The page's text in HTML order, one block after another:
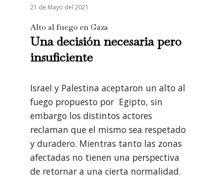
21 de Mayo del 2021
Alto al fuego en Gaza
Una decisión necesaria pero
insuficiente
Israel y Palestina aceptaron un alto al
fuego propuesto por Egipto, sin
embargo los distintos actores
reclaman que el mismo sea respetado
y duradero. Mientras tanto las zonas
afectadas no tienen una perspectiva
de retornar a una cierta normalidad.